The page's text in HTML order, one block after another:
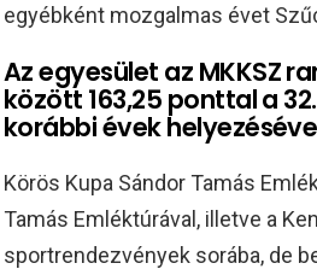
egyébként mozgalmas évet
Az egyesület az MKKSZ
között 163,25 ponttal a
korábbi évek
Körös Kupa Sándor Tamás
Tamás Emléktúrával, illetve a
sportrendezvények sorába, de